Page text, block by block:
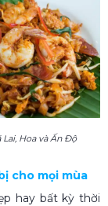
Hoa và Ấn Độ
cho mọi mùa
hay bất kỳ thời